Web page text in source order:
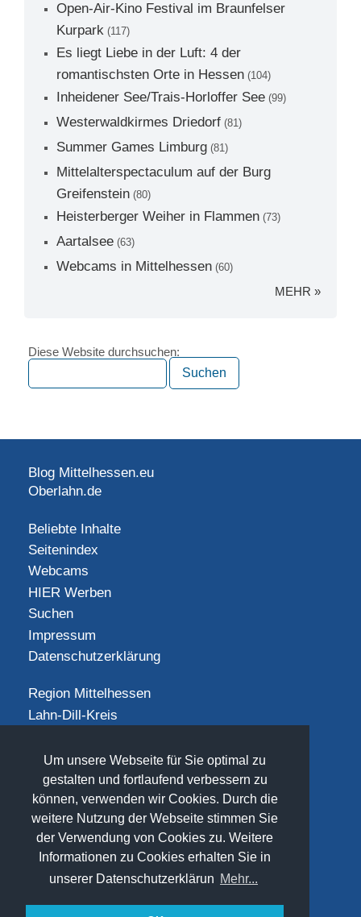
Um unsere Webseite für Sie optimal zu
gestalten und fortlaufend verbessern zu
können, verwenden wir Cookies. Durch die
weitere Nutzung der Webseite stimmen Sie
der Verwendung von Cookies zu. Weitere
Informationen zu Cookies erhalten Sie in
unserer Datenschutzerklärun Mehr...
Open-Air-Kino Festival im Braunfelser
Kurpark (117)
Es liegt Liebe in der Luft: 4 der
romantischsten Orte in Hessen (104)
Inheidener See/Trais-Horloffer See (99)
Westerwaldkirmes Driedorf (81)
Summer Games Limburg (81)
Mittelalterspectaculum auf der Burg
Greifenstein (80)
Heisterberger Weiher in Flammen (73)
Aartalsee (63)
Webcams in Mittelhessen (60)
MEHR »
Diese Website durchsuchen:
Blog Mittelhessen.eu
Oberlahn.de
Beliebte Inhalte
Seitenindex
Webcams
HIER Werben
Suchen
Impressum
Datenschutzerklärung
Region Mittelhessen
Lahn-Dill-Kreis
Landkreis Limburg-Weilburg
Landkreis Marburg-Biedenkopf
Vogelsbergkreis
SOCIAL